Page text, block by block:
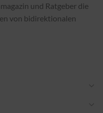
und Ratgeber die
von bidirektionalen